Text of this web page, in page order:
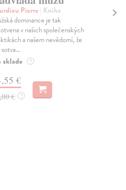
Pierre | Kniha
dominance je tak
v našich společenských
a našem nevědomí, že
sklade ?
€
€ ?